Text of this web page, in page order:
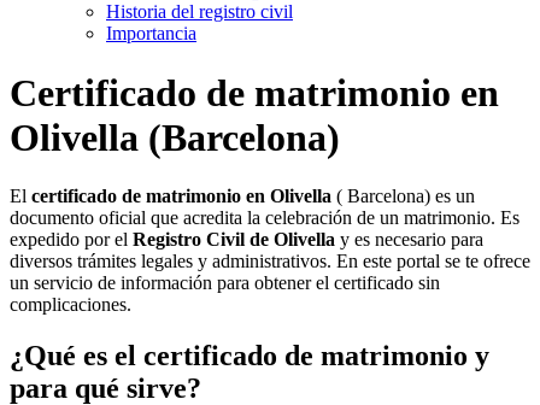
Historia del registro civil
Importancia
Certificado de matrimonio en
Olivella (Barcelona)
El certificado de matrimonio en Olivella ( Barcelona) es un
documento oficial que acredita la celebración de un matrimonio. Es
expedido por el Registro Civil de Olivella y es necesario para
diversos trámites legales y administrativos. En este portal se te ofrece
un servicio de información para obtener el certificado sin
complicaciones.
¿Qué es el certificado de matrimonio y
para qué sirve?